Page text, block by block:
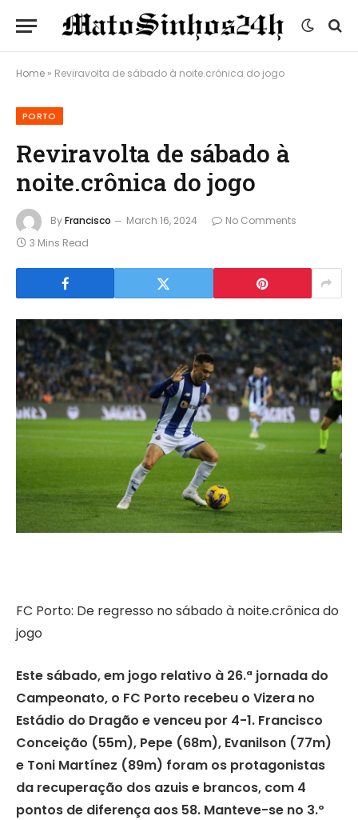
Home » Reviravolta de sábado à noite.crônica do jogo
PORTO
Reviravolta de sábado à
noite.crônica do jogo
ByFrancisco March 16, 2024
No Comments
3 Mins Read
FC Porto: De regresso no sábado à noite.crônica do
jogo
Este sábado, em jogo relativo à 26.ª jornada do
Campeonato, o FC Porto recebeu o Vizera no
Estádio do Dragão e venceu por 4-1. Francisco
Conceição (55m), Pepe (68m), Evanilson (77m)
e Toni Martínez (89m) foram os protagonistas
da recuperação dos azuis e brancos, com 4
pontos de diferença aos 58. Manteve-se no 3.º